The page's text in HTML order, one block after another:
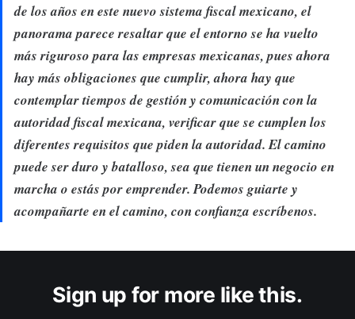
de los años en este nuevo sistema fiscal mexicano, el
panorama parece resaltar que el entorno se ha vuelto
más riguroso para las empresas mexicanas, pues ahora
hay más obligaciones que cumplir, ahora hay que
contemplar tiempos de gestión y comunicación con la
autoridad fiscal mexicana, verificar que se cumplen los
diferentes requisitos que piden la autoridad. El camino
puede ser duro y batalloso, sea que tienen un negocio en
marcha o estás por emprender. Podemos guiarte y
acompañarte en el camino, con confianza escríbenos.
Sign up for more like this.